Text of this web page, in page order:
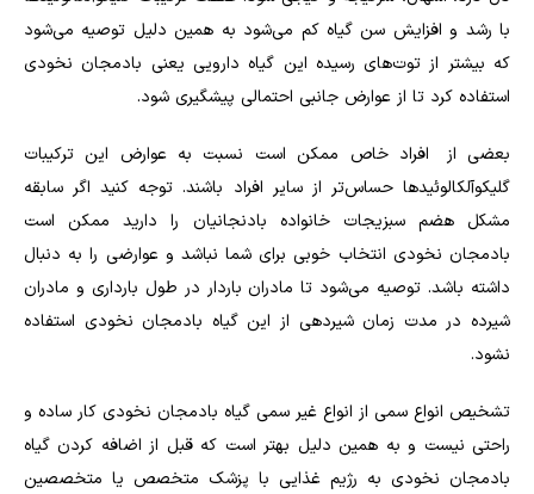
با رشد و افزایش سن گیاه کم می‌شود به همین دلیل توصیه می‌شود
که بیشتر از توت‌های رسیده این گیاه دارویی یعنی بادمجان نخودی
استفاده کرد تا از عوارض جانبی احتمالی پیشگیری شود.
بعضی از افراد خاص ممکن است نسبت به عوارض این ترکیبات
گلیکوآلکالوئیدها حساس‌تر از سایر افراد باشند. توجه کنید اگر سابقه
مشکل هضم سبزیجات خانواده بادنجانیان را دارید ممکن است
بادمجان نخودی انتخاب خوبی برای شما نباشد و عوارضی را به دنبال
داشته باشد. توصیه می‌شود تا مادران باردار در طول بارداری و مادران
شیرده در مدت زمان شیردهی از این گیاه بادمجان نخودی استفاده
نشود.
تشخیص انواع سمی از انواع غیر سمی گیاه بادمجان نخودی کار ساده و
راحتی نیست و به همین دلیل بهتر است که قبل از اضافه کردن گیاه
بادمجان نخودی به رژیم غذایی با پزشک متخصص یا متخصصین